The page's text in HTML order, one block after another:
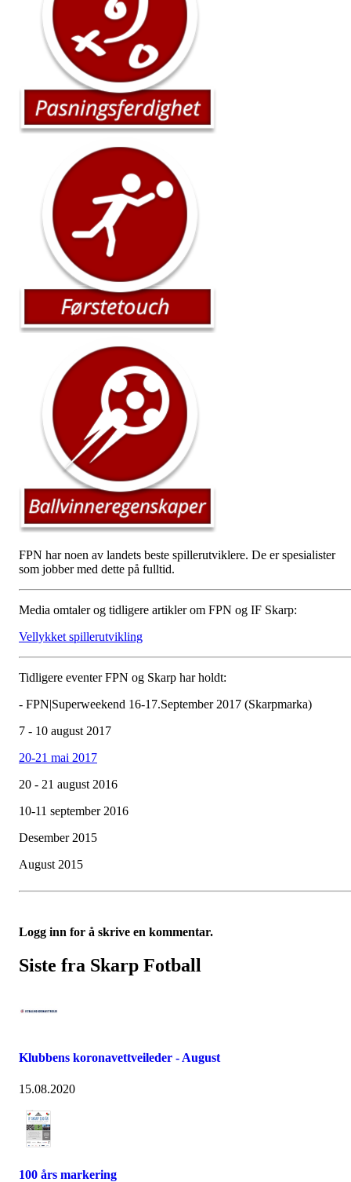
FPN har noen av landets beste spillerutviklere. De er spesialister
som jobber med dette på fulltid.
Media omtaler og tidligere artikler om FPN og IF Skarp:
Vellykket spillerutvikling
Tidligere eventer FPN og Skarp har holdt:
- FPN|Superweekend 16-17.September 2017 (Skarpmarka)
7 - 10 august 2017
20-21 mai 2017
20 - 21 august 2016
10-11 september 2016
Desember 2015
August 2015
Logg inn for å skrive en kommentar.
Siste fra Skarp Fotball
Klubbens koronavettveileder - August
15.08.2020
100 års markering